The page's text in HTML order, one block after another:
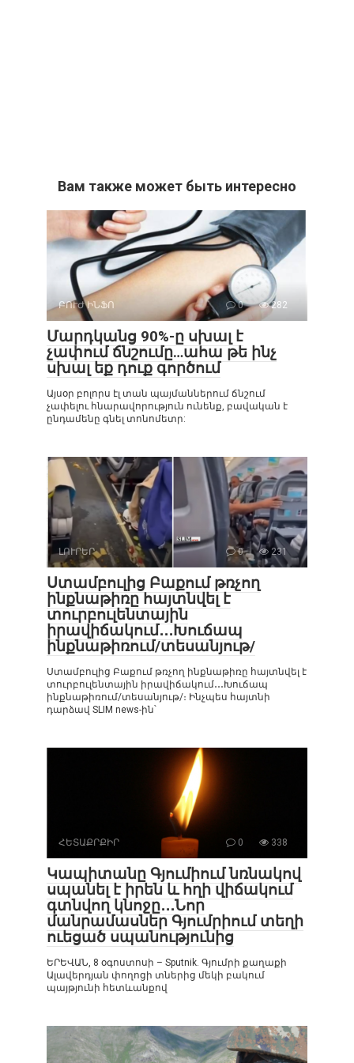
Вам также может быть интересно
ԲՈՒԺ ԻՆՖՈ 0 282
Մարդկանց 90%-ը սխալ է
չափում ճնշումը…ահա թե ինչ
սխալ եք դուք գործում
Այսօր բոլորս էլ տան պայմաններում ճնշում
չափելու հնարավորություն ունենք, բավական է
ընդամենը գնել տոնոմետր:
ԼՈՒՐԵՐ 0 231
Ստամբուլից Բաքում թռչող
ինքնաթիռը հայտնվել է
տուրբուլենտային
իրավիճակում․․․Խուճապ
ինքնաթիռում/տեսանյութ/
Ստամբուլից Բաքում թռչող ինքնաթիռը հայտնվել է
տուրբուլենտային իրավիճակում․․․Խուճապ
ինքնաթիռում/տեսանյութ/։ Ինչպես հայտնի
դարձավ SLIM news-ին՝
ՀԵՏԱՔՐՔԻՐ 0 338
Կապիտանը Գյումիում նռնակով
սպանել է իրեն և հղի վիճակում
գտնվող կնոջը․․․Նոր
մանրամասներ Գյումրիում տեղի
ուեցած սպանությունից
ԵՐԵՎԱՆ, 8 օգոստոսի – Sputnik. Գյումրի քաղաքի
Ալավերդյան փողոցի տներից մեկի բակում
պայթյունի հետևանքով